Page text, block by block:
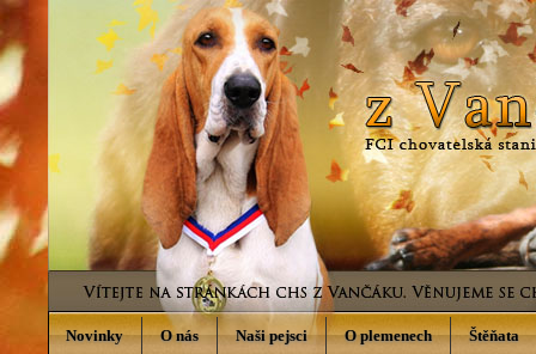
Novinky O nás Naši pejsci O plemenech Štěňata